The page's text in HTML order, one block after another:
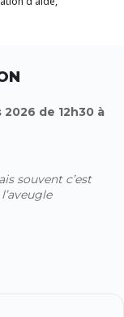
de 12h30 à
souvent c’est